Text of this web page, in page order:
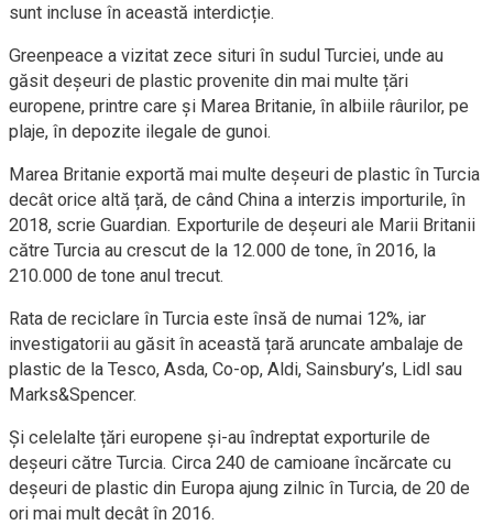
sunt incluse în această interdicție.
Greenpeace a vizitat zece situri în sudul Turciei, unde au
găsit deșeuri de plastic provenite din mai multe țări
europene, printre care și Marea Britanie, în albiile râurilor, pe
plaje, în depozite ilegale de gunoi.
Marea Britanie exportă mai multe deșeuri de plastic în Turcia
decât orice altă țară, de când China a interzis importurile, în
2018, scrie Guardian. Exporturile de deșeuri ale Marii Britanii
către Turcia au crescut de la 12.000 de tone, în 2016, la
210.000 de tone anul trecut.
Rata de reciclare în Turcia este însă de numai 12%, iar
investigatorii au găsit în această țară aruncate ambalaje de
plastic de la Tesco, Asda, Co-op, Aldi, Sainsbury’s, Lidl sau
Marks&Spencer.
Și celelalte țări europene și-au îndreptat exporturile de
deșeuri către Turcia. Circa 240 de camioane încărcate cu
deșeuri de plastic din Europa ajung zilnic în Turcia, de 20 de
ori mai mult decât în 2016.